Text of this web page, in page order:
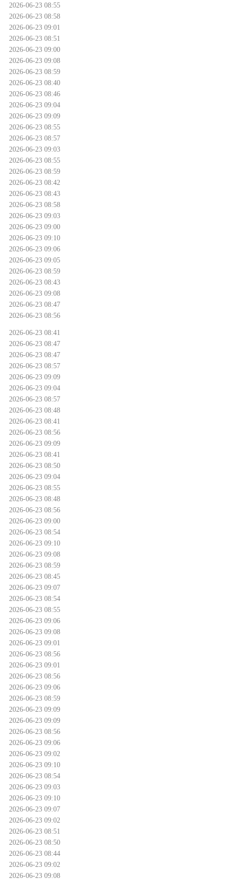
2026-06-23 08:55
2026-06-23 08:58
2026-06-23 09:01
2026-06-23 08:51
2026-06-23 09:00
2026-06-23 09:08
2026-06-23 08:59
2026-06-23 08:40
2026-06-23 08:46
2026-06-23 09:04
2026-06-23 09:09
2026-06-23 08:55
2026-06-23 08:57
2026-06-23 09:03
2026-06-23 08:55
2026-06-23 08:59
2026-06-23 08:42
2026-06-23 08:43
2026-06-23 08:58
2026-06-23 09:03
2026-06-23 09:00
2026-06-23 09:10
2026-06-23 09:06
2026-06-23 09:05
2026-06-23 08:59
2026-06-23 08:43
2026-06-23 09:08
2026-06-23 08:47
2026-06-23 08:56
2026-06-23 08:41
2026-06-23 08:47
2026-06-23 08:47
2026-06-23 08:57
2026-06-23 09:09
2026-06-23 09:04
2026-06-23 08:57
2026-06-23 08:48
2026-06-23 08:41
2026-06-23 08:56
2026-06-23 09:09
2026-06-23 08:41
2026-06-23 08:50
2026-06-23 09:04
2026-06-23 08:55
2026-06-23 08:48
2026-06-23 08:56
2026-06-23 09:00
2026-06-23 08:54
2026-06-23 09:10
2026-06-23 09:08
2026-06-23 08:59
2026-06-23 08:45
2026-06-23 09:07
2026-06-23 08:54
2026-06-23 08:55
2026-06-23 09:06
2026-06-23 09:08
2026-06-23 09:01
2026-06-23 08:56
2026-06-23 09:01
2026-06-23 08:56
2026-06-23 09:06
2026-06-23 08:59
2026-06-23 09:09
2026-06-23 09:09
2026-06-23 08:56
2026-06-23 09:06
2026-06-23 09:02
2026-06-23 09:10
2026-06-23 08:54
2026-06-23 09:03
2026-06-23 09:10
2026-06-23 09:07
2026-06-23 09:02
2026-06-23 08:51
2026-06-23 08:50
2026-06-23 08:44
2026-06-23 09:02
2026-06-23 09:08